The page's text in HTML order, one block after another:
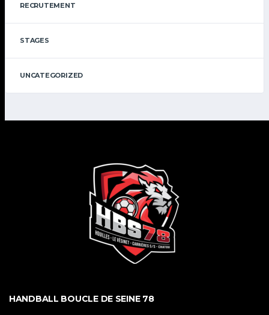
RECRUTEMENT
STAGES
UNCATEGORIZED
HANDBALL BOUCLE DE SEINE 78